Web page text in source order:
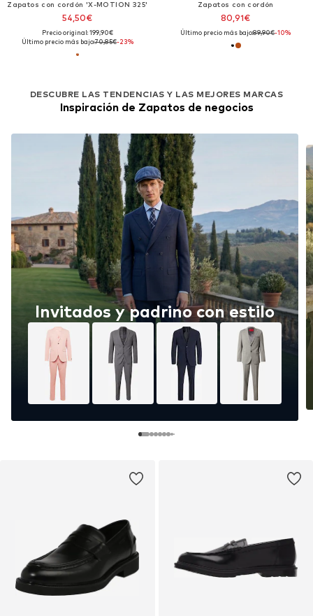
Zapatos con cordón 'X-MOTION 325'
54,50€
Precio original: 199,90€
Último precio más bajo:70,85€-23%
Zapatos con cordón
80,91€
Último precio más bajo:89,90€-10%
DESCUBRE LAS TENDENCIAS Y LAS MEJORES MARCAS
Inspiración de Zapatos de negocios
Invitados y padrino con estilo